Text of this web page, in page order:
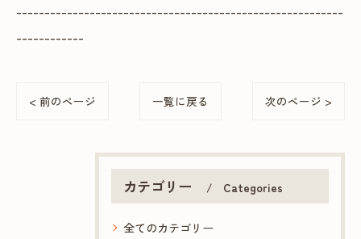
----------------------------------------------------------
------------
< 前のページ 一覧に戻る 次のページ >
カテゴリー Categories
全てのカテゴリー